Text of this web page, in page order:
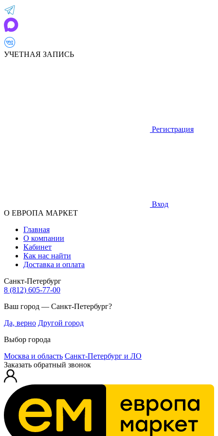
УЧЕТНАЯ ЗАПИСЬ
Регистрация
Вход
О ЕВРОПА МАРКЕТ
Главная
О компании
Кабинет
Как нас найти
Доставка и оплата
Санкт-Петербург
8 (812) 605-77-00
Ваш город — Санкт-Петербург?
Да, верно Другой город
Выбор города
Москва и область Санкт-Петербург и ЛО
Заказать обратный звонок